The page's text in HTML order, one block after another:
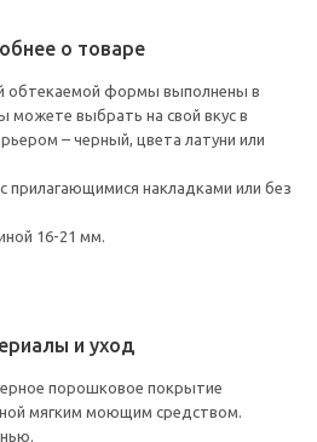
о товаре
обтекаемой формы выполнены в
можете выбрать на свой вкус в
– черный, цвета латуни или
прилагающимися накладками или без
16-21 мм.
и уход
порошковое покрытие
мягким моющим средством.